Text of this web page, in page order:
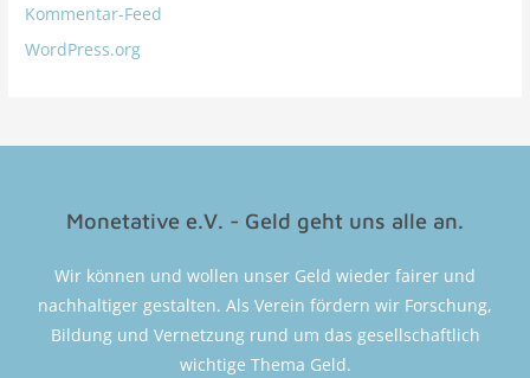
Kommentar-Feed
WordPress.org
Monetative e.V. - Geld geht uns alle an.
Wir können und wollen unser Geld wieder fairer und
nachhaltiger gestalten. Als Verein fördern wir Forschung,
Bildung und Vernetzung rund um das gesellschaftlich
wichtige Thema Geld.